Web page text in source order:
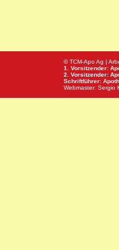
© TCM-Apo Ag |
1. Vorsitzender:
2. Vorsitzender:
Schriftführer:
Webmaster: Sergio